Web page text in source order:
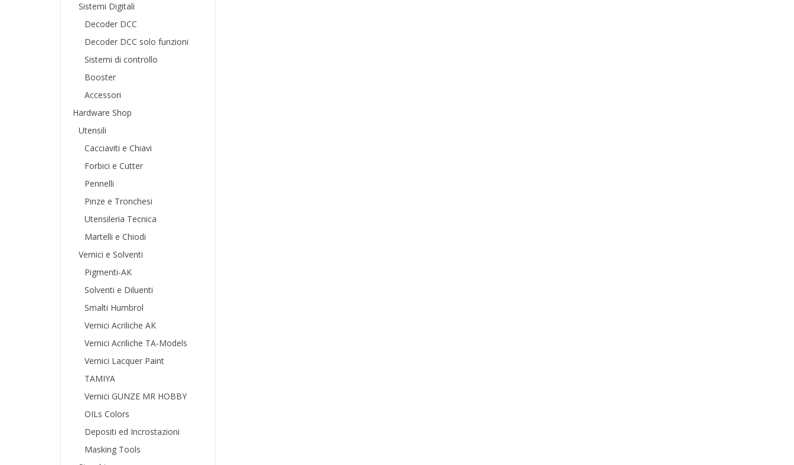
Sistemi Digitali
Decoder DCC
Decoder DCC solo funzioni
Sistemi di controllo
Booster
Accessori
Hardware Shop
Utensili
Cacciaviti e Chiavi
Forbici e Cutter
Pennelli
Pinze e Tronchesi
Utensileria Tecnica
Martelli e Chiodi
Vernici e Solventi
Pigmenti-AK
Solventi e Diluenti
Smalti Humbrol
Vernici Acriliche AK
Vernici Acriliche TA-Models
Vernici Lacquer Paint
TAMIYA
Vernici GUNZE MR HOBBY
OILs Colors
Depositi ed Incrostazioni
Masking Tools